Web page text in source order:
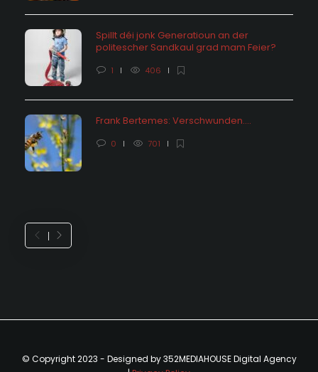
Spillt déi jonk Generatioun an der
politescher Sandkaul grad mam Feier?
1 406
Frank Bertemes: Verschwunden….
0 701
© Copyright 2023 - Designed by 352MEDIAHOUSE Digital Agency